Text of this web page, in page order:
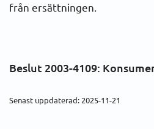
från ersättningen.
Beslut 2003-4109:
Senast uppdaterad: 2025-11-21